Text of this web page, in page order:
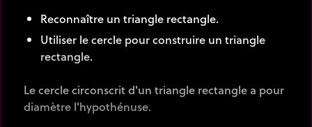
Reconnaître un triangle rectangle.
Utiliser le cercle pour construire un triangle
rectangle.
Le cercle circonscrit d'un triangle rectangle a pour
diamètre l'hypothénuse.